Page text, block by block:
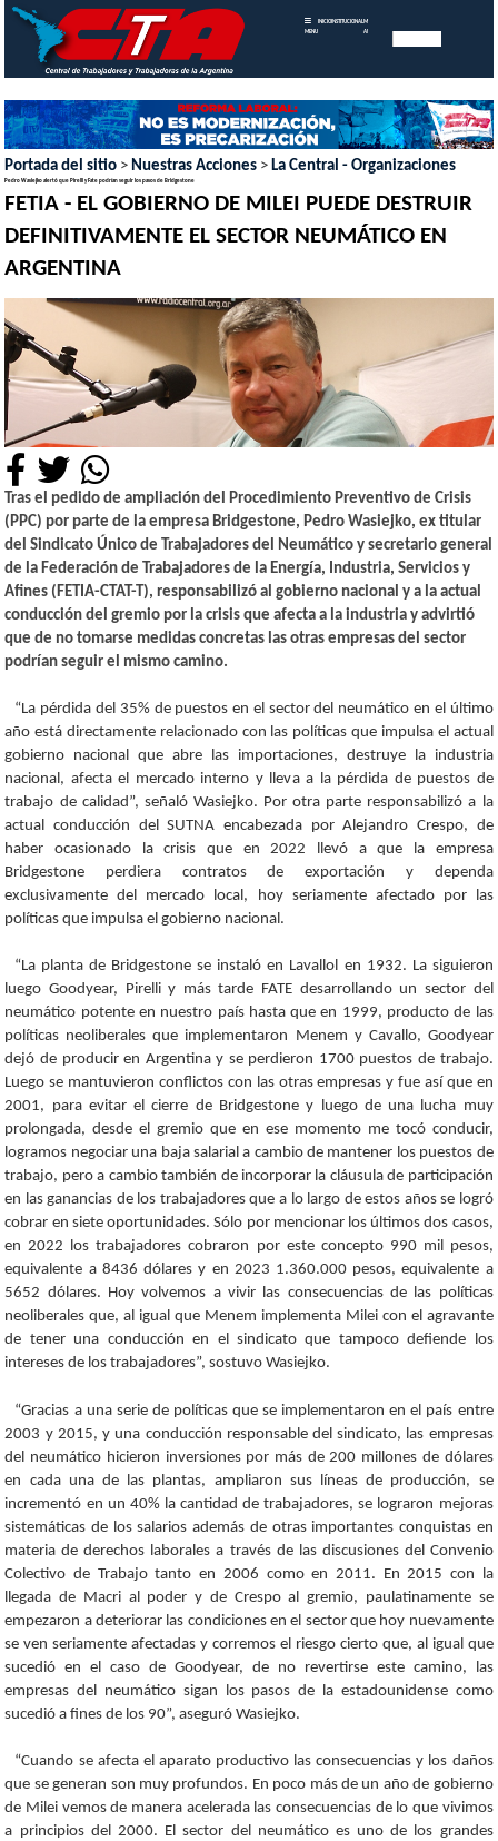
MENU
INICIOINSTITUCIONAL MEMORIAS
ANUALES
Portada del sitio > Nuestras Acciones > La Central - Organizaciones
Pedro Wasiejko alertó que Pirelli y Fate podrían seguir los pasos de Bridgestone
FETIA - EL GOBIERNO DE MILEI PUEDE DESTRUIR
DEFINITIVAMENTE EL SECTOR NEUMÁTICO EN
ARGENTINA
Tras el pedido de ampliación del Procedimiento Preventivo de Crisis
(PPC) por parte de la empresa Bridgestone, Pedro Wasiejko, ex titular
del Sindicato Único de Trabajadores del Neumático y secretario general
de la Federación de Trabajadores de la Energía, Industria, Servicios y
Afines (FETIA-CTAT-T), responsabilizó al gobierno nacional y a la actual
conducción del gremio por la crisis que afecta a la industria y advirtió
que de no tomarse medidas concretas las otras empresas del sector
podrían seguir el mismo camino.
“La pérdida del 35% de puestos en el sector del neumático en el último
año está directamente relacionado con las políticas que impulsa el actual
gobierno nacional que abre las importaciones, destruye la industria
nacional, afecta el mercado interno y lleva a la pérdida de puestos de
trabajo de calidad”, señaló Wasiejko. Por otra parte responsabilizó a la
actual conducción del SUTNA encabezada por Alejandro Crespo, de
haber ocasionado la crisis que en 2022 llevó a que la empresa
Bridgestone perdiera contratos de exportación y dependa
exclusivamente del mercado local, hoy seriamente afectado por las
políticas que impulsa el gobierno nacional.
“La planta de Bridgestone se instaló en Lavallol en 1932. La siguieron
luego Goodyear, Pirelli y más tarde FATE desarrollando un sector del
neumático potente en nuestro país hasta que en 1999, producto de las
políticas neoliberales que implementaron Menem y Cavallo, Goodyear
dejó de producir en Argentina y se perdieron 1700 puestos de trabajo.
Luego se mantuvieron conflictos con las otras empresas y fue así que en
2001, para evitar el cierre de Bridgestone y luego de una lucha muy
prolongada, desde el gremio que en ese momento me tocó conducir,
logramos negociar una baja salarial a cambio de mantener los puestos de
trabajo, pero a cambio también de incorporar la cláusula de participación
en las ganancias de los trabajadores que a lo largo de estos años se logró
cobrar en siete oportunidades. Sólo por mencionar los últimos dos casos,
en 2022 los trabajadores cobraron por este concepto 990 mil pesos,
equivalente a 8436 dólares y en 2023 1.360.000 pesos, equivalente a
5652 dólares. Hoy volvemos a vivir las consecuencias de las políticas
neoliberales que, al igual que Menem implementa Milei con el agravante
de tener una conducción en el sindicato que tampoco defiende los
intereses de los trabajadores”, sostuvo Wasiejko.
“Gracias a una serie de políticas que se implementaron en el país entre
2003 y 2015, y una conducción responsable del sindicato, las empresas
del neumático hicieron inversiones por más de 200 millones de dólares
en cada una de las plantas, ampliaron sus líneas de producción, se
incrementó en un 40% la cantidad de trabajadores, se lograron mejoras
sistemáticas de los salarios además de otras importantes conquistas en
materia de derechos laborales a través de las discusiones del Convenio
Colectivo de Trabajo tanto en 2006 como en 2011. En 2015 con la
llegada de Macri al poder y de Crespo al gremio, paulatinamente se
empezaron a deteriorar las condiciones en el sector que hoy nuevamente
se ven seriamente afectadas y corremos el riesgo cierto que, al igual que
sucedió en el caso de Goodyear, de no revertirse este camino, las
empresas del neumático sigan los pasos de la estadounidense como
sucedió a fines de los 90”, aseguró Wasiejko.
“Cuando se afecta el aparato productivo las consecuencias y los daños
que se generan son muy profundos. En poco más de un año de gobierno
de Milei vemos de manera acelerada las consecuencias de lo que vivimos
a principios del 2000. El sector del neumático es uno de los grandes